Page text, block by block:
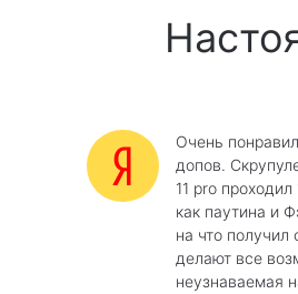
Очень
допов.
11 pro
как паутина и
на что получил
делают все
неузнаваемая